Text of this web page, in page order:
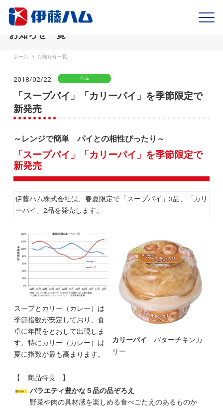
お知らせ一覧
ホーム > お知らせ一覧
2018/02/22 商品
「スープパイ」「カリーパイ」を季節限定で
新発売
～レンジで簡単 パイとの相性ぴったり～
「スープパイ」「カリーパイ」を季節限定で
新発売
伊藤ハム株式会社は、春夏限定で「スープパイ」3品、「カリ
ーパイ」2品を発売します。
カリーパイ
バターチキンカ
リー
スープとカリー（カレー）は
季節指数が安定しており、食
卓に年間をとおして出現しま
す。特にカリー（カレー）は
夏に指数が最も高まります。
【 商品特長 】
バラエティ豊かな５品の品ぞろえ
野菜や肉の具材感を楽しめる食べごたえのあるものか